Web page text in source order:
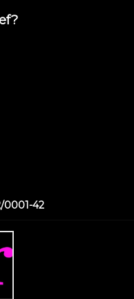
0001-42